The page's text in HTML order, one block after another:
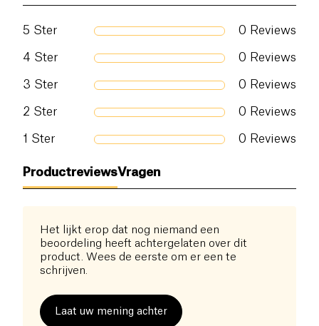
5 Ster 0 Reviews
4 Ster 0 Reviews
3 Ster 0 Reviews
2 Ster 0 Reviews
1 Ster 0 Reviews
ProductreviewsVragen
Het lijkt erop dat nog niemand een
beoordeling heeft achtergelaten over dit
product. Wees de eerste om er een te
schrijven.
Laat uw mening achter